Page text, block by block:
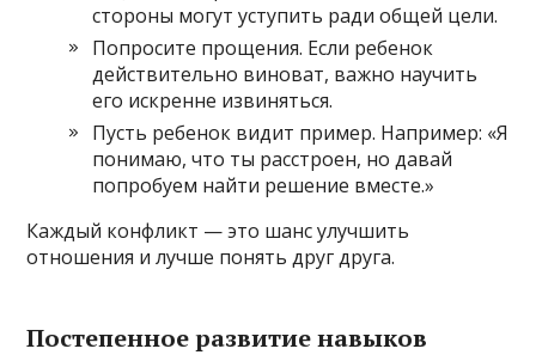
стороны могут уступить ради общей цели.
Попросите прощения. Если ребенок
действительно виноват, важно научить
его искренне извиняться.
Пусть ребенок видит пример. Например: «Я
понимаю, что ты расстроен, но давай
попробуем найти решение вместе.»
Каждый конфликт — это шанс улучшить
отношения и лучше понять друг друга.
Постепенное развитие навыков